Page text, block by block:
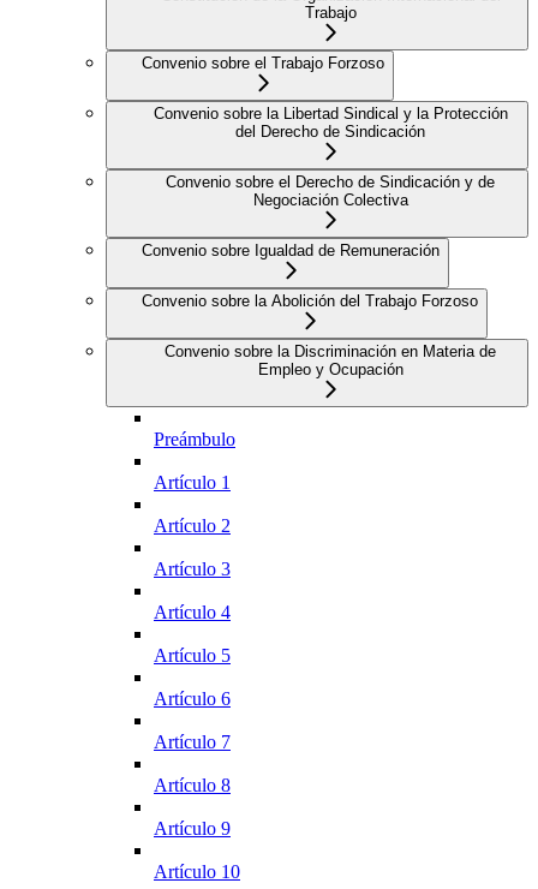
Trabajo
Convenio sobre el Trabajo Forzoso
Convenio sobre la Libertad Sindical y la Protección
del Derecho de Sindicación
Convenio sobre el Derecho de Sindicación y de
Negociación Colectiva
Convenio sobre Igualdad de Remuneración
Convenio sobre la Abolición del Trabajo Forzoso
Convenio sobre la Discriminación en Materia de
Empleo y Ocupación
Preámbulo
Artículo 1
Artículo 2
Artículo 3
Artículo 4
Artículo 5
Artículo 6
Artículo 7
Artículo 8
Artículo 9
Artículo 10